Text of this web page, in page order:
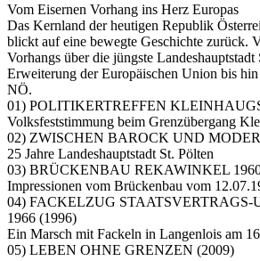
Vom Eisernen Vorhang ins Herz Europas
Das Kernland der heutigen Republik
blickt auf eine bewegte Geschichte zurück.
Vorhangs über die jüngste
Erweiterung der Europäischen Union bis
NÖ.
01) POLITIKERTREFFEN
Volksfeststimmung beim Grenzübergang
02) ZWISCHEN BAROCK UND
25 Jahre Landeshauptstadt St. Pölten
03) BRÜCKENBAU REKAWINKEL
Impressionen vom Brückenbau vom
04) FACKELZUG
1966 (1996)
Ein Marsch mit Fackeln in Langenlois am
05) LEBEN OHNE GRENZEN (2009)